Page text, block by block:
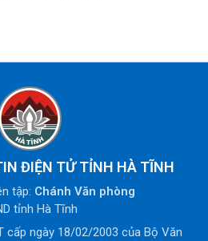
ĐIỆN TỬ TỈNH HÀ TĨNH
tập: Chánh Văn phòng
tỉnh Hà Tĩnh
cấp ngày 18/02/2003 của Bộ Văn